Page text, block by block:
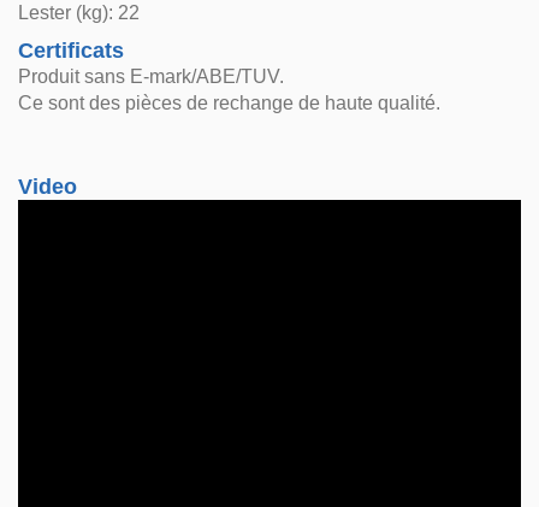
Lester (kg): 22
Certificats
Produit sans E-mark/ABE/TUV.
Ce sont des pièces de rechange de haute qualité.
Video